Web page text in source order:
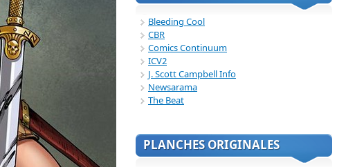
Bleeding Cool
CBR
Comics Continuum
ICV2
J. Scott Campbell Info
Newsarama
The Beat
PLANCHES ORIGINALES